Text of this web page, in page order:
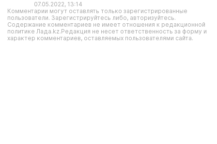
07.05.2022, 13:14
Комментарии могут оставлять только зарегистрированные
пользователи. Зарегистрируйтесь либо, авторизуйтесь.
Содержание комментариев не имеет отношения к редакционной
политике Лада.kz.Редакция не несет ответственность за форму и
характер комментариев, оставляемых пользователями сайта.